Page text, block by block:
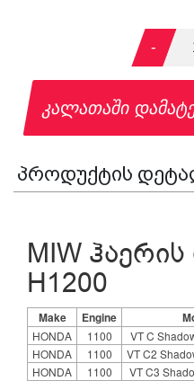
-
კალათაში
პროდუქტის
MIW
H1200
Make Engine
HONDA 1100 VT C
HONDA
1100 VT C2
HONDA
1100 VT C3